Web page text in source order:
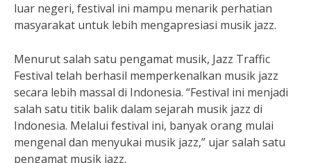
luar negeri, festival ini mampu menarik perhatian
masyarakat untuk lebih mengapresiasi musik jazz.
Menurut salah satu pengamat musik, Jazz Traffic
Festival telah berhasil memperkenalkan musik jazz
secara lebih massal di Indonesia. “Festival ini menjadi
salah satu titik balik dalam sejarah musik jazz di
Indonesia. Melalui festival ini, banyak orang mulai
mengenal dan menyukai musik jazz,” ujar salah satu
pengamat musik jazz.